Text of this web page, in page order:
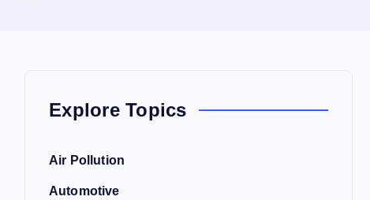
Explore Topics
Air Pollution
Automotive